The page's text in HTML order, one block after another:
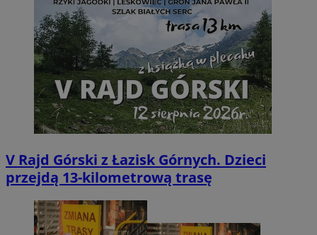
V Rajd Górski z Łazisk Górnych. Dzieci
przejdą 13-kilometrową trasę